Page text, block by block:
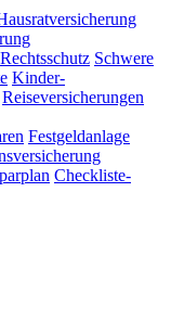
Rechtsschutz Schwere
Kinder-
Reiseversicherungen
Festgeldanlage
Checkliste-